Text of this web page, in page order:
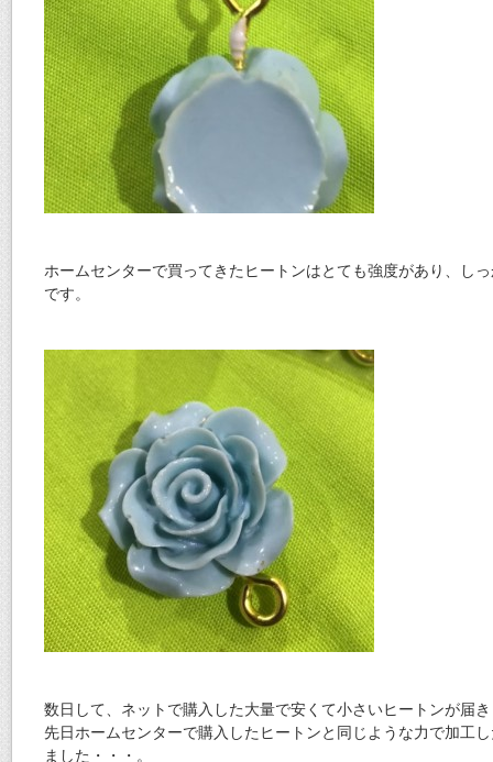
ホームセンターで買ってきたヒートンはとても強度があり、し
です。
数日して、ネットで購入した大量で安くて小さいヒートンが届
先日ホームセンターで購入したヒートンと同じような力で加工
ました・・・。